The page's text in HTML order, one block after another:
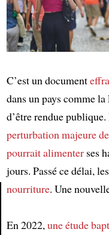
C’est un document
dans un pays comme
d’être rendue
perturbation majeure
pourrait alimenterses
jours. Passé ce délai,
nourriture. Une
En 2022,une étude